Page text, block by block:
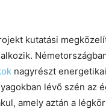
kutatási
nagyrészt
lévő szén az
amely aztán a